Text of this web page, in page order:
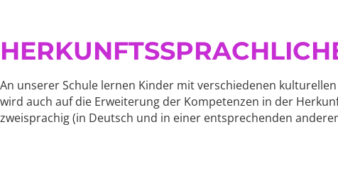
An unserer Schule lernen Kinder mit verschiedenen
wird auch auf die Erweiterung der Kompetenzen in der
zweisprachig (in Deutsch und in einer entsprechenden